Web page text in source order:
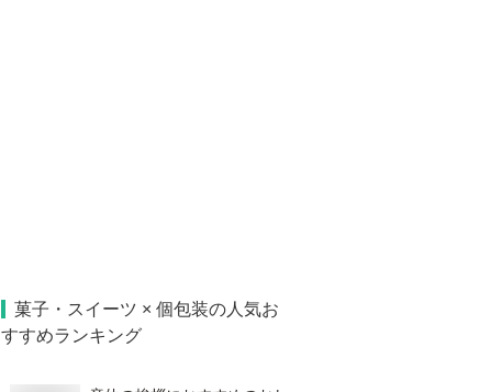
菓子・スイーツ × 個包装の人気お
すすめランキング